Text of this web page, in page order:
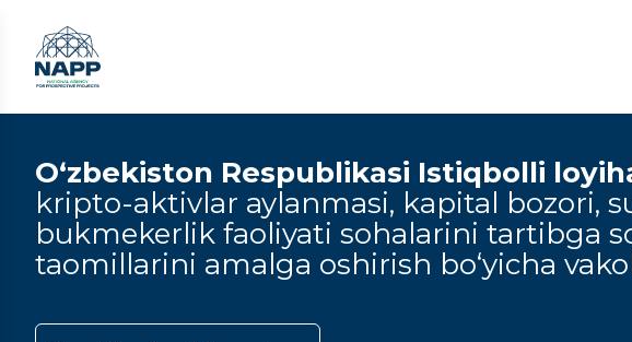
O‘zbekiston Respublikasi Istiqbolli
kripto-aktivlar aylanmasi, kapital bozori,
bukmekerlik faoliyati sohalarini tartibga
taomillarini amalga oshirish bo‘yicha